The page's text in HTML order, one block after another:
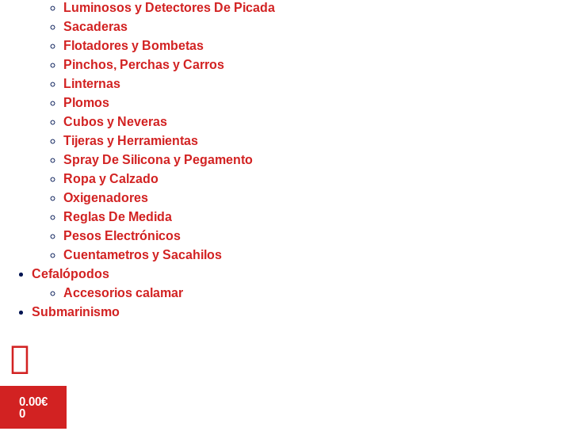
Luminosos y Detectores De Picada
Sacaderas
Flotadores y Bombetas
Pinchos, Perchas y Carros
Linternas
Plomos
Cubos y Neveras
Tijeras y Herramientas
Spray De Silicona y Pegamento
Ropa y Calzado
Oxigenadores
Reglas De Medida
Pesos Electrónicos
Cuentametros y Sacahilos
Cefalópodos
Accesorios calamar
Submarinismo
0.00€
0